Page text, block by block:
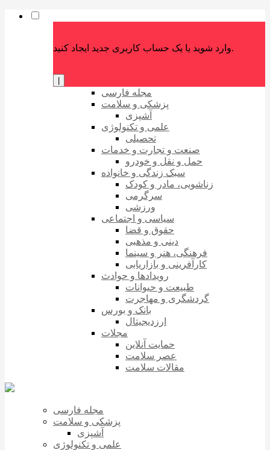
وارد شوید یا یک حساب کاربری جدید ایجاد کنید.
مجله فارسی
پزشکی و سلامت
آشپزی
علمی و تکنولوژی
تحصیلی
صنعت و تجارت و خدمات
حمل و نقل و خودرو
سبک زندگی و خانواده
زناشویی، مادر و کودک
سرگرمی
ورزشی
سیاسی و اجتماعی
حقوق و قضا
دینی و مذهبی
فرهنگی، هنر و سینما
کارآفرینی و بازاریابی
رویدادها و حوادث
طبیعت و حیوانات
گردشگری و مهاجرت
بانک و بورس
ارزدیجیتال
مجلات
حمایت آنلاین
عصر سلامت
مقالات سلامت
مجله فارسی
پزشکی و سلامت
آشپزی
علمی و تکنولوژی